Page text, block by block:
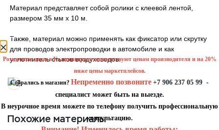
Материал представляет собой ролики с клеевой лентой,
размером 35 мм х 10 м.
Также, материал можно применять как фиксатор или скрутку
для проводов электропроводки в автомобиле и как
уплотнитель стыков воздуховодов.
Похожие материалы
уведомление
Розничные цены в Калининграде соответствуют ценам производителя и на 20%
ниже цены маркетплейсов.
Собрались в магазин? Непременно позвоните +7 906 237 05 99 -
специалист может быть на выезде.
В неурочное время можете по телефону получить профессиональную
консультацию.